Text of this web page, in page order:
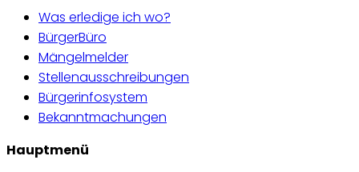
Was erledige ich wo?
BürgerBüro
Mängelmelder
Stellenausschreibungen
Bürgerinfosystem
Bekanntmachungen
Hauptmenü